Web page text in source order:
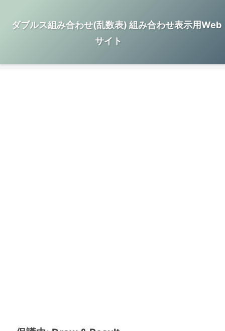
ダブルス組み合わせ(乱数表) 組み合わせ表示用Web
サイト